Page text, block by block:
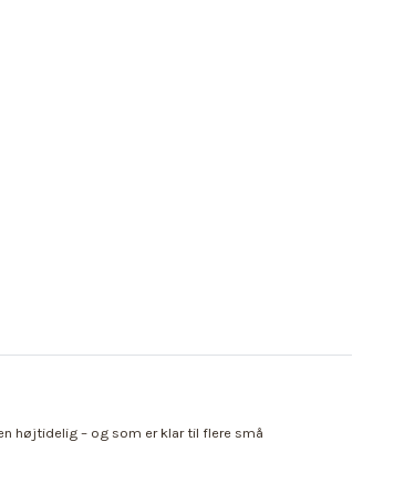
højtidelig – og som er klar til flere små